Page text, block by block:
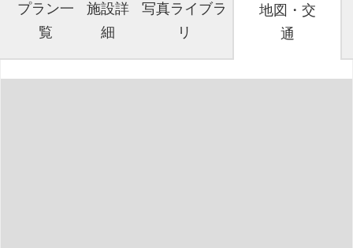
プラン一
覧
施設詳
細
写真ライブラ
リ
地図・交
通